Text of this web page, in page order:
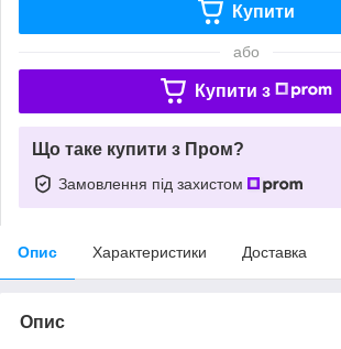
Купити
або
Купити з
Що таке купити з Пром?
Замовлення під захистом
Опис Характеристики Доставка
Опис